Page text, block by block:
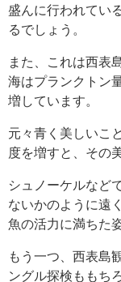
盛んに行われてい
るでしょう。
また、これは西表
海はプランクトン
増しています。
元々青く美しいこ
度を増すと、その
シュノーケルなど
ないかのように遠
魚の活力に満ちた
もう一つ、西表島
ングル探検ももち